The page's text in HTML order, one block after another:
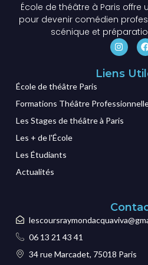
École de théâtre à Paris offre
pour devenir comédien
scénique et
Liens
École de théâtre Paris
Formations Théâtre
Les Stages de théâtre à Paris
Les + de l'École
Les Étudiants
Actualités
06 13 21 43 41
34 rue Marcadet, 75018 Paris